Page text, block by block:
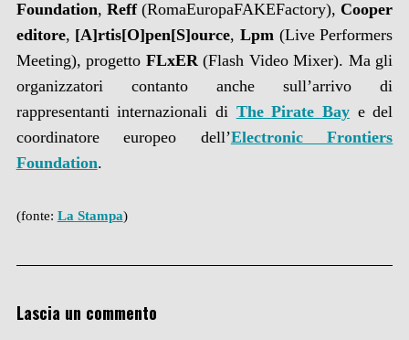
Foundation, Reff(RomaEuropaFAKEFactory), Cooper
editore, [A]rtis[O]pen[S]ource,Lpm (Live Performers
Meeting), progetto FLxER(Flash Video Mixer). Ma gli
organizzatori contanto anche sull’arrivo di
rappresentanti internazionali di The Pirate Bay e del
coordinatore europeo dell’Electronic Frontiers
Foundation.
(fonte: La Stampa)
Lascia un commento